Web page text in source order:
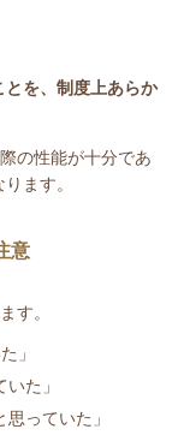
を、制度上あらか
の性能が十分であ
ます。
意
す。
」
た」
っていた」